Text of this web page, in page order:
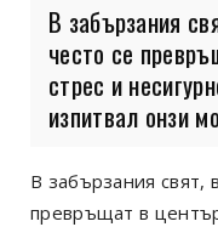
В забързания
често се
стрес и
изпитвал онзи
В забързания свят,
превръщат в